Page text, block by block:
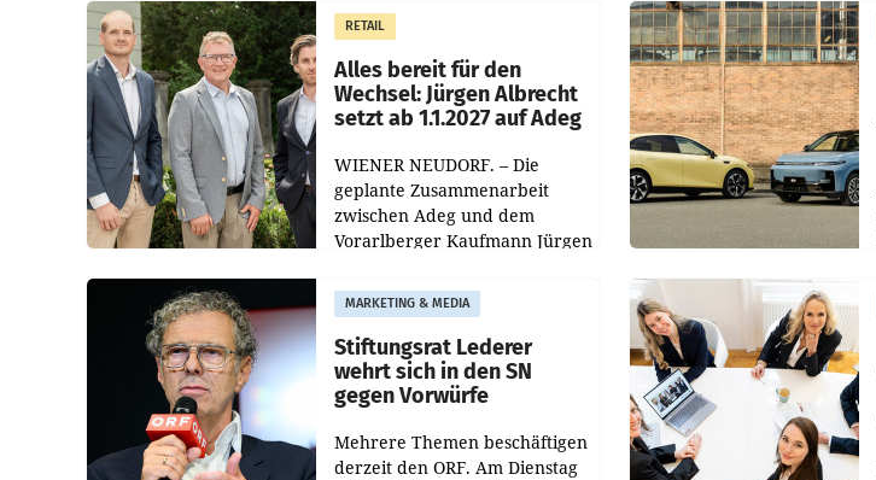
Müller die Initiative „Kreislauf-
Helden“ in allen
österreichischen Müller-Filialen
RETAIL
Alles bereit für den
Wechsel: Jürgen Albrecht
setzt ab 1.1.2027 auf Adeg
WIENER NEUDORF. – Die
geplante Zusammenarbeit
zwischen Adeg und dem
Vorarlberger Kaufmann Jürgen
freigegeben: Die
Bundeswettbewerbsbehörde
und der Bundeskartellanwalt
MARKETING & MEDIA
Stiftungsrat Lederer
wehrt sich in den SN
gegen Vorwürfe
Mehrere Themen beschäftigen
derzeit den ORF. Am Dienstag